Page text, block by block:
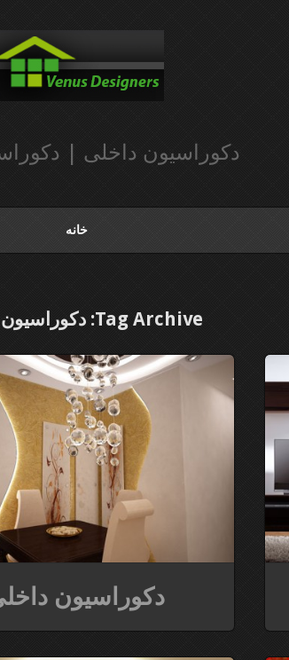
دکوراسیون داخلی |
خانه
Tag Archive: دکوراسیون داخلی
دکوراسیون